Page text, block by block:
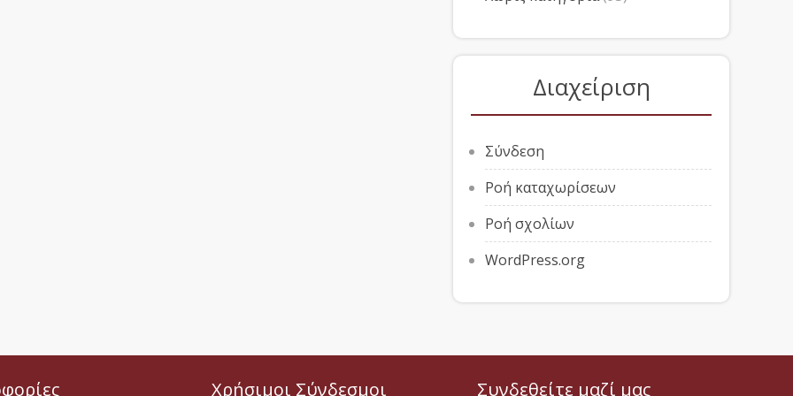
Διαχείριση
Σύνδεση
Ροή καταχωρίσεων
Ροή σχολίων
WordPress.org
Χρήσιμοι Σύνδεσμοι Συνδεθείτε μαζί μας